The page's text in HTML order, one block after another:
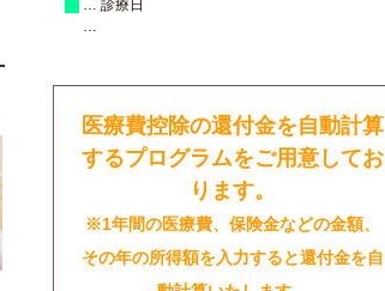
… 診療日
…
医療費控除の還付金を自動計算
するプログラムをご用意してお
ります。
※1年間の医療費、保険金などの金額、
その年の所得額を入力すると還付金を自